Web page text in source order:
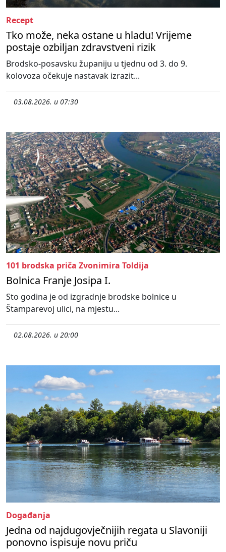
Recept
Tko može, neka ostane u hladu! Vrijeme
postaje ozbiljan zdravstveni rizik
Brodsko-posavsku županiju u tjednu od 3. do 9.
kolovoza očekuje nastavak izrazit...
03.08.2026. u 07:30
101 brodska priča Zvonimira Toldija
Bolnica Franje Josipa I.
Sto godina je od izgradnje brodske bolnice u
Štamparevoj ulici, na mjestu...
02.08.2026. u 20:00
Događanja
Jedna od najdugovječnijih regata u Slavoniji
ponovno ispisuje novu priču